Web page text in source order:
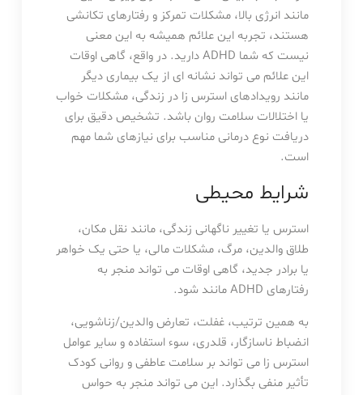
مانند انرژی بالا، مشکلات تمرکز و رفتارهای تکانشی
هستند، تجربه این علائم همیشه به این معنی
نیست که شما ADHD دارید. در واقع، گاهی اوقات
این علائم می تواند نشانه ای از یک بیماری دیگر
مانند رویدادهای استرس زا در زندگی، مشکلات خواب
یا اختلالات سلامت روان باشد. تشخیص دقیق برای
دریافت نوع درمانی مناسب برای نیازهای شما مهم
است.
شرایط محیطی
استرس یا تغییر ناگهانی زندگی، مانند نقل مکان،
طلاق والدین، مرگ، مشکلات مالی، یا حتی یک خواهر
یا برادر جدید، گاهی اوقات می تواند منجر به
رفتارهای ADHD مانند شود.
به همین ترتیب، غفلت، تعارض والدین/زناشویی،
انضباط ناسازگار، قلدری، سوء استفاده و سایر عوامل
استرس زا می تواند بر سلامت عاطفی و روانی کودک
تأثیر منفی بگذارد. این می تواند منجر به حواس